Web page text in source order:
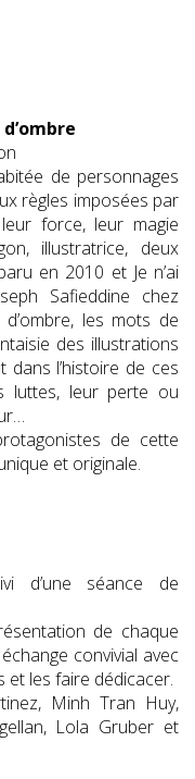
de personnages
règles imposées par
force, leur magie
illustratrice, deux
en 2010 et Je n’ai
Safieddine chez
les mots de
des illustrations
l’histoire de ces
luttes, leur perte ou
de cette
et originale.
d’une séance de
de chaque
convivial avec
et les faire dédicacer.
Minh Tran Huy,
Lola Gruber et